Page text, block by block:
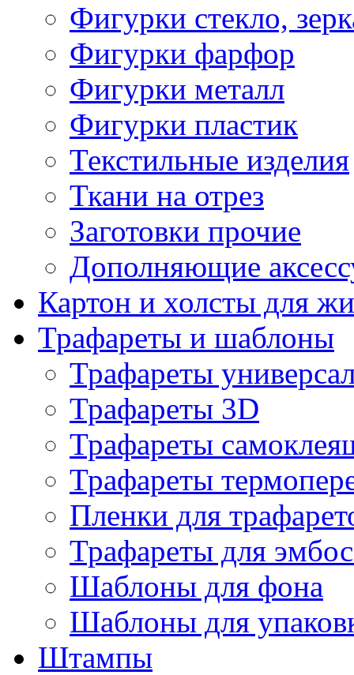
Фигурки стекло,
Фигурки фарфор
Фигурки металл
Фигурки пластик
Текстильные изделия
Ткани на отрез
Заготовки прочие
Дополняющие
Картон и холсты для
Трафареты и шаблоны
Трафареты
Трафареты 3D
Трафареты
Трафареты
Пленки для
Трафареты для
Шаблоны для фона
Шаблоны для
Штампы